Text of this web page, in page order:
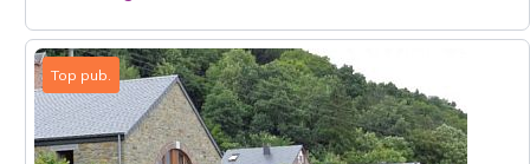
Top pub.